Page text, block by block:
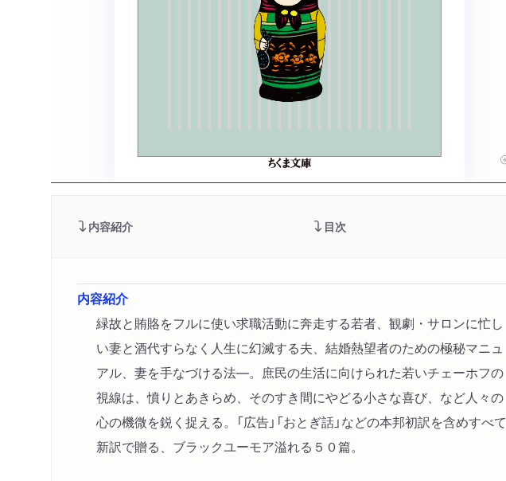
内容紹介 目次
内容紹介
緑故と賄賂をフルに使い求職活動に奔走する若者、観劇・サロンに忙し
い妻と酒代すらなく人生に幻滅する夫、結婚熱望者のための極秘マニュ
アル、妻を手なづける法―。庶民の生活に向けられた若いチェーホフの
視線は、憤りとあきらめ、そのすき間にやどる小さな喜び、など人々の
心の機微を鋭く捉える。「広告」「おとぎ話」などの本邦初訳を含めすべて
新訳で贈る、ブラックユーモア溢れる５０篇。